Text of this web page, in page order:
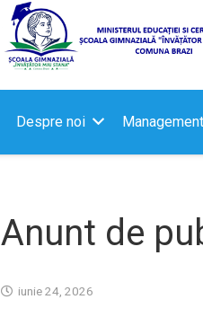
Despre noi Management
Anunt de
iunie 24, 2026